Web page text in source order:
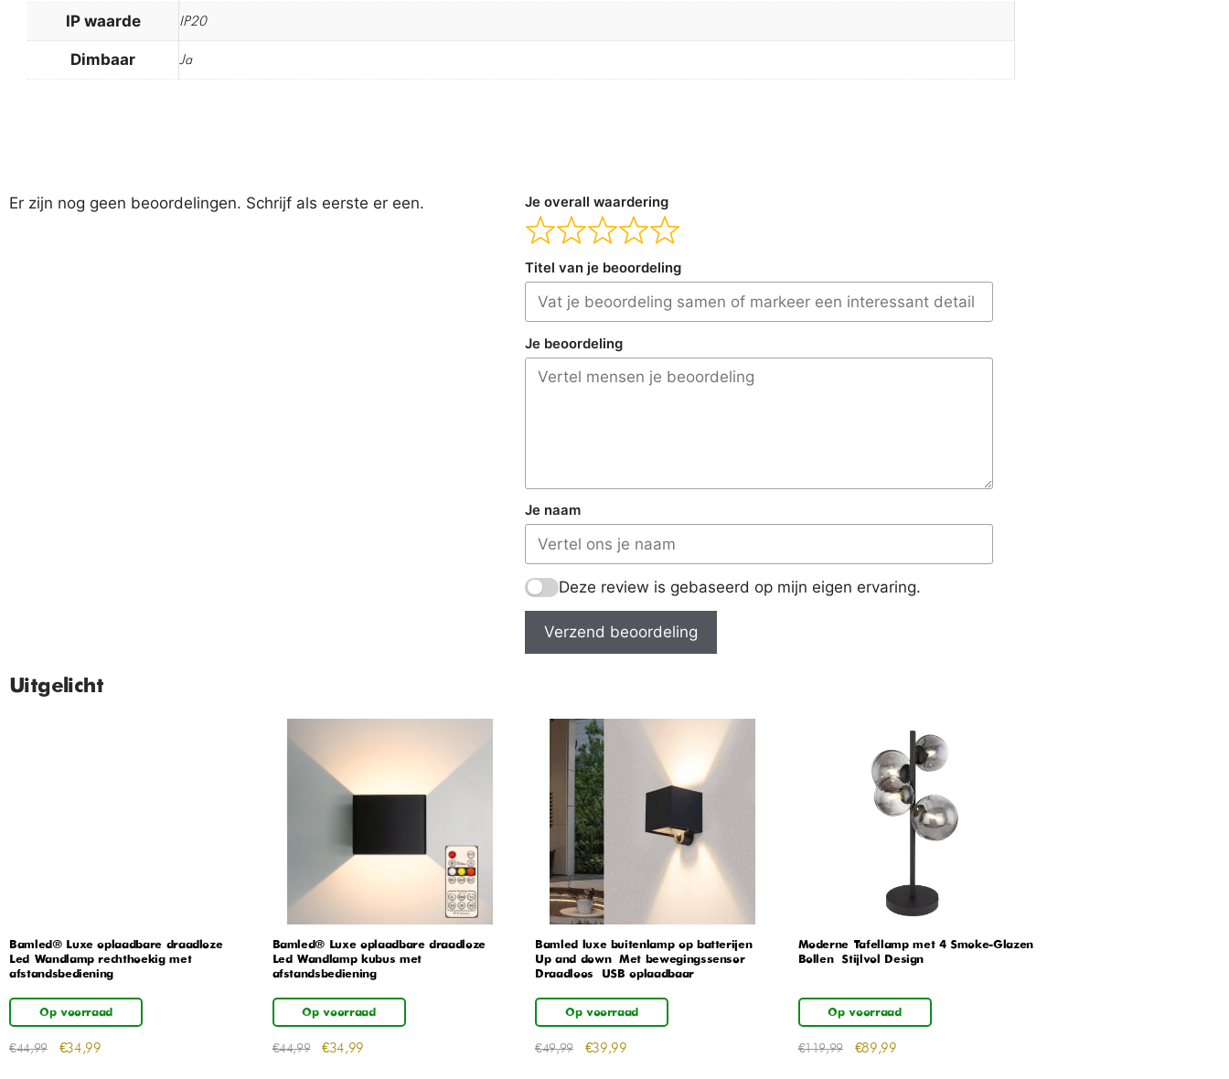
IP waarde IP20
Dimbaar Ja
Er zijn nog geen beoordelingen. Schrijf als eerste er een. Je overall waardering
Titel van je beoordeling
Je beoordeling
Je naam
Deze review is gebaseerd op mijn eigen ervaring.
Verzend beoordeling
Uitgelicht
Bamled® Luxe oplaadbare draadloze
Led Wandlamp rechthoekig met
afstandsbediening
Op voorraad
€44,99 €34,99
Bamled® Luxe oplaadbare draadloze
Led Wandlamp kubus met
afstandsbediening
Op voorraad
€44,99 €34,99
Bamled luxe buitenlamp op batterijen –
Up and down – Met bewegingssensor –
Draadloos – USB oplaadbaar
Op voorraad
€49,99 €39,99
Moderne Tafellamp met 4 Smoke-Glazen
Bollen – Stijlvol Design
Op voorraad
€119,99 €89,99